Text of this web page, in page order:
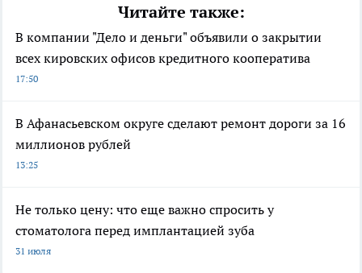
Читайте также:
В компании "Дело и деньги" объявили о закрытии
всех кировских офисов кредитного кооператива
17:50
В Афанасьевском округе сделают ремонт дороги за 16
миллионов рублей
13:25
Не только цену: что еще важно спросить у
стоматолога перед имплантацией зуба
31 июля